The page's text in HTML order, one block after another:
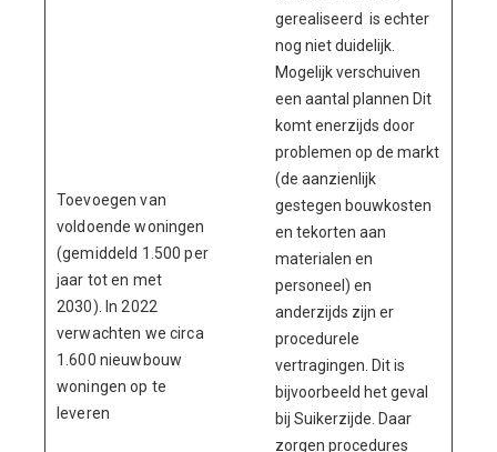
Toevoegen van
voldoende woningen
(gemiddeld 1.500 per
jaar tot en met
2030). In 2022
verwachten we circa
1.600 nieuwbouw
woningen op te
leveren
gerealiseerd is echter
nog niet duidelijk.
Mogelijk verschuiven
een aantal plannen Dit
komt enerzijds door
problemen op de markt
(de aanzienlijk
gestegen bouwkosten
en tekorten aan
materialen en
personeel) en
anderzijds zijn er
procedurele
vertragingen. Dit is
bijvoorbeeld het geval
bij Suikerzijde. Daar
zorgen procedures